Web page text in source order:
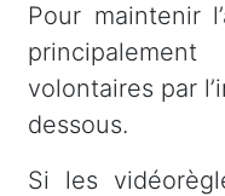
Pour maintenir
volontaires par
dessous.
Si les